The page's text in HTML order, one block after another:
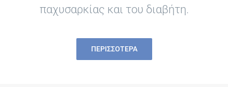
παχυσαρκίας και του διαβήτη.
ΠΕΡΙΣΣΌΤΕΡΑ